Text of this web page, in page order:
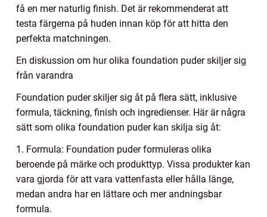
få en mer naturlig finish. Det är rekommenderat att
testa färgerna på huden innan köp för att hitta den
perfekta matchningen.
En diskussion om hur olika foundation puder skiljer sig
från varandra
Foundation puder skiljer sig åt på flera sätt, inklusive
formula, täckning, finish och ingredienser. Här är några
sätt som olika foundation puder kan skilja sig åt:
1. Formula: Foundation puder formuleras olika
beroende på märke och produkttyp. Vissa produkter kan
vara gjorda för att vara vattenfasta eller hålla länge,
medan andra har en lättare och mer andningsbar
formula.